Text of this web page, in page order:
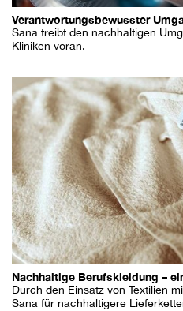
Verantwortungsbewusster
Sana treibt den nachhaltigen
Kliniken voran.
Nachhaltige Berufskleidung –
Durch den Einsatz von Textilien
Sana für nachhaltigere